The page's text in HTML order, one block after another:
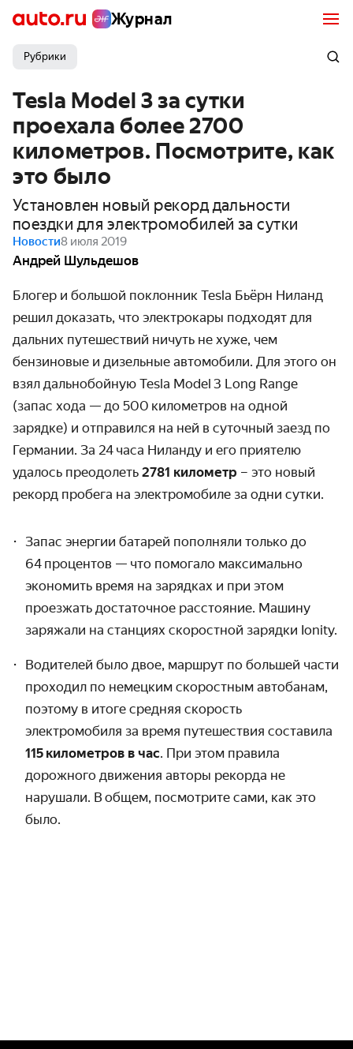
Журнал
Рубрики
Tesla Model 3 за сутки
проехала более 2700
километров. Посмотрите, как
это было
Установлен новый рекорд дальности
поездки для электромобилей за сутки
Новости8 июля 2019
Андрей Шульдешов
Блогер и большой поклонник Tesla Бьёрн Ниланд
решил доказать, что электрокары подходят для
дальних путешествий ничуть не хуже, чем
бензиновые и дизельные автомобили. Для этого он
взял дальнобойную Tesla Model 3 Long Range
(запас хода — до 500 кило­метров на одной
зарядке) и отправился на ней в суточный заезд по
Германии. За 24 часа Ниланду и его приятелю
удалось преодолеть 2781 километр – это новый
рекорд пробега на электромобиле за одни сутки.
Запас энергии батарей пополняли только до
64 процентов — что помогало максимально
экономить время на зарядках и при этом
проезжать достаточное расстояние. Машину
заряжали на станциях скоростной зарядки Ionity.
Водителей было двое, маршрут по большей части
проходил по немецким скоростным автобанам,
поэтому в итоге средняя скорость
электромобиля за время путешествия составила
115 кило­метров в час. При этом правила
дорожного движения авторы рекорда не
нарушали. В общем, посмотрите сами, как это
было.